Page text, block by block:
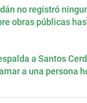
no registró
obras públicas
a Santos
a una persona